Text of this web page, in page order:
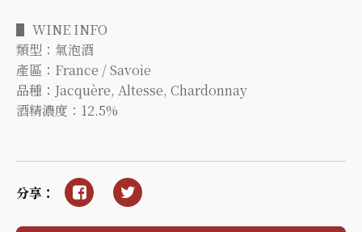
▋ WINE INFO
類型：氣泡酒
產區：France / Savoie
品種：Jacquère, Altesse, Chardonnay
酒精濃度：12.5%
分享：